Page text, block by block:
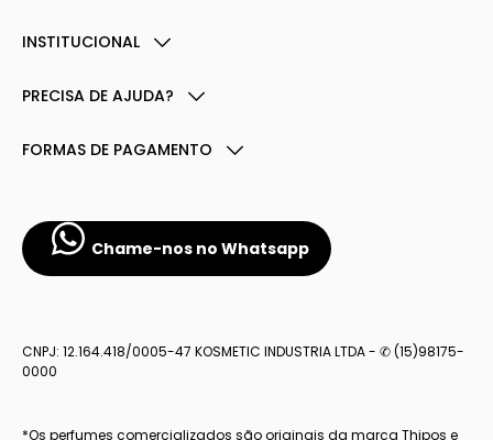
INSTITUCIONAL
PRECISA DE AJUDA?
FORMAS DE PAGAMENTO
Chame-nos no Whatsapp
CNPJ: 12.164.418/0005-47 KOSMETIC INDUSTRIA LTDA - ✆ (15)98175-
0000
*Os perfumes comercializados são originais da marca Thipos e